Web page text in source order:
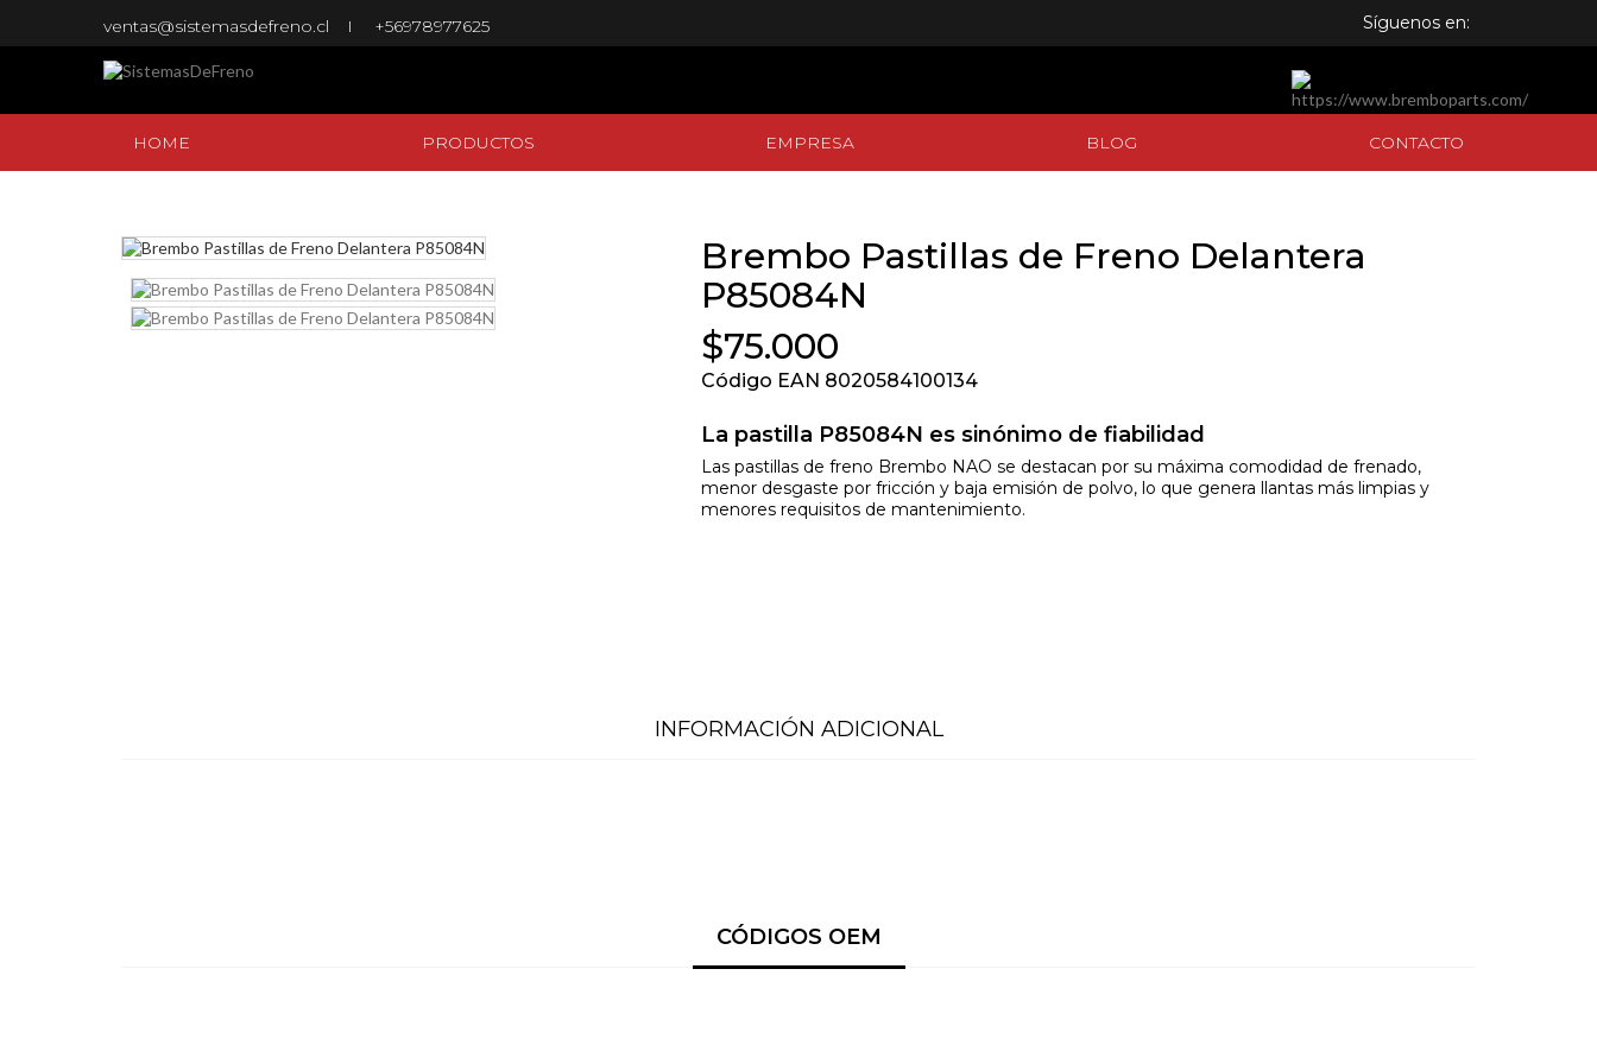
ventas@sistemasdefreno.cl +56978977625 Síguenos en:
HOME PRODUCTOS EMPRESA BLOG CONTACTO
Brembo Pastillas de Freno Delantera
P85084N
$75.000
Código EAN 8020584100134
La pastilla P85084N es sinónimo de fiabilidad
Las pastillas de freno Brembo NAO se destacan por su máxima comodidad de frenado,
menor desgaste por fricción y baja emisión de polvo, lo que genera llantas más limpias y
menores requisitos de mantenimiento.
INFORMACIÓN ADICIONAL
CÓDIGOS OEM